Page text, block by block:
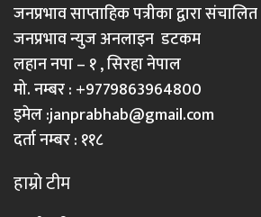
जनप्रभाव साप्ताहिक पत्रीका द्वारा संचालित
जनप्रभाव न्युज अनलाइन डटकम
लहान नपा – १ , सिरहा नेपाल
मो. नम्बर : +9779863964800
इमेल :janprabhab@gmail.com
दर्ता नम्बर : ११८
हाम्रो टीम